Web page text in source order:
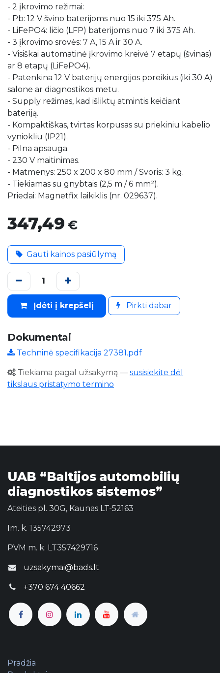
- 2 įkrovimo režimai:
- Pb: 12 V švino baterijoms nuo 15 iki 375 Ah.
- LiFePO4: ličio (LFP) baterijoms nuo 7 iki 375 Ah.
- 3 įkrovimo srovės: 7 A, 15 A ir 30 A.
- Visiškai automatinė įkrovimo kreivė 7 etapų (švinas)
ar 8 etapų (LiFePO4).
- Patenkina 12 V baterijų energijos poreikius (iki 30 A)
salone ar diagnostikos metu.
- Supply režimas, kad išliktų atmintis keičiant
bateriją.
- Kompaktiškas, tvirtas korpusas su priekiniu kabelio
vyniokliu (IP21).
- Pilna apsauga.
- 230 V maitinimas.
- Matmenys: 250 x 200 x 80 mm / Svoris: 3 kg.
- Tiekiamas su gnybtais (2,5 m / 6 mm²).
Priedai: Magnetfix laikiklis (nr. 029637).
347,49 €
Gauti kainos pasiūlymą
Įdėti į krepšelį Pirkti dabar
Dokumentai
Techninė specifikacija 27381.pdf
Tiekiama pagal užsakymą — susisiekite dėl
tikslaus pristatymo termino
UAB “Baltijos automobilių
diagnostikos sistemos”
Ateities pl. 30G, Kaunas LT-52163
Im. k. 135742973
PVM m. k. LT357429716
uzsakymai@bads.lt
+370 674 40662
Pradžia